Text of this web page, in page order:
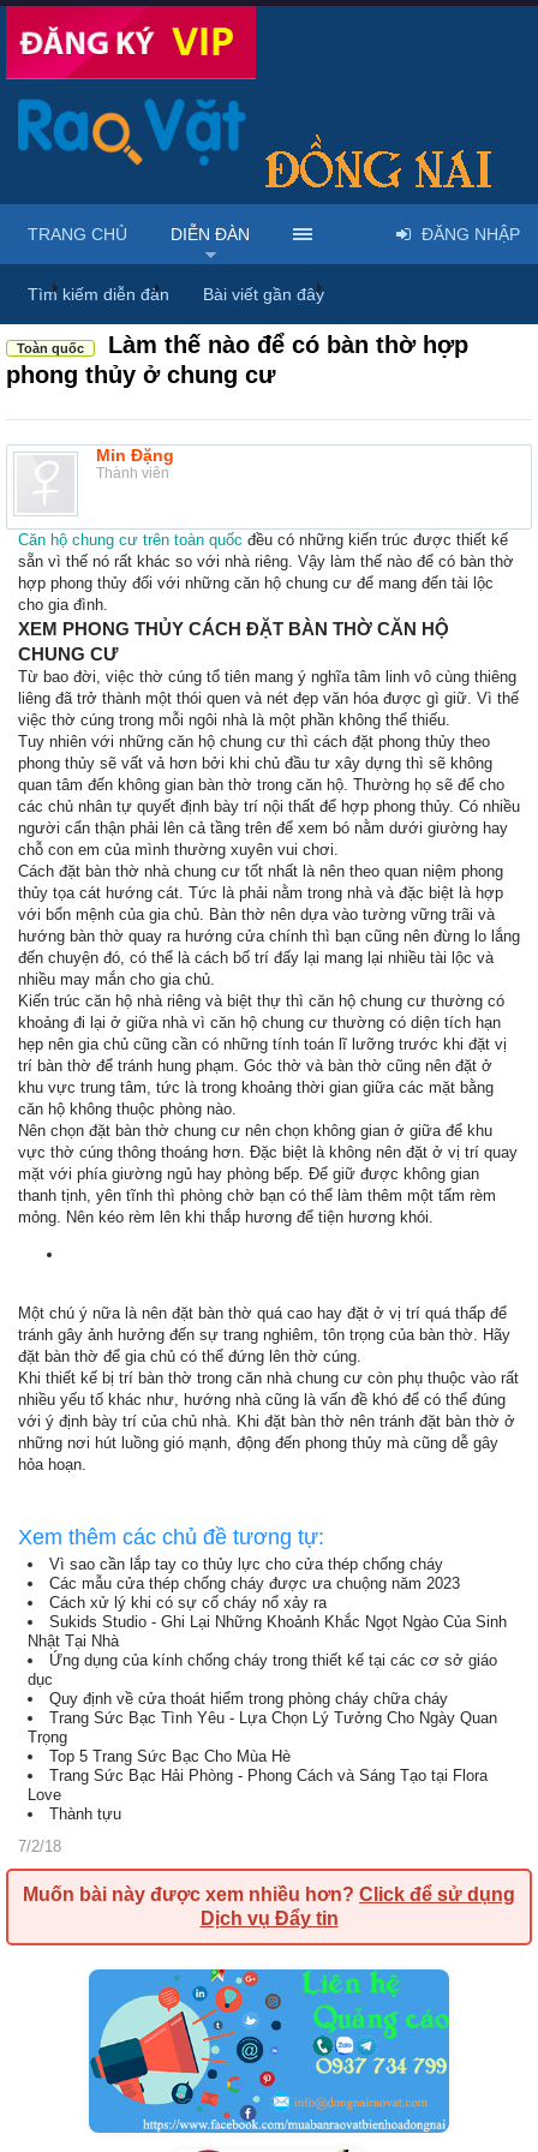
... Diễn đàn Thảo luận chung
Toàn quốc
Làm thế nào để có bàn thờ hợp
phong thủy ở chung cư
Min Đặng
Thành viên
Căn hộ chung cư trên toàn quốc đều có những kiến trúc được thiết kế
sẵn vì thế nó rất khác so với nhà riêng. Vậy làm thế nào để có bàn thờ
hợp phong thủy đối với những căn hộ chung cư để mang đến tài lộc
cho gia đình.
XEM PHONG THỦY CÁCH ĐẶT BÀN THỜ CĂN HỘ
CHUNG CƯ
Từ bao đời, việc thờ cúng tổ tiên mang ý nghĩa tâm linh vô cùng thiêng
liêng đã trở thành một thói quen và nét đẹp văn hóa được gì giữ. Vì thế
việc thờ cúng trong mỗi ngôi nhà là một phần không thể thiếu.
Tuy nhiên với những căn hộ chung cư thì cách đặt phong thủy theo
phong thủy sẽ vất vả hơn bởi khi chủ đầu tư xây dựng thì sẽ không
quan tâm đến không gian bàn thờ trong căn hộ. Thường họ sẽ để cho
các chủ nhân tự quyết định bày trí nội thất để hợp phong thủy. Có nhiều
người cẩn thận phải lên cả tầng trên để xem bó nằm dưới giường hay
chỗ con em của mình thường xuyên vui chơi.
Cách đặt bàn thờ nhà chung cư tốt nhất là nên theo quan niệm phong
thủy tọa cát hướng cát. Tức là phải nằm trong nhà và đặc biệt là hợp
với bổn mệnh của gia chủ. Bàn thờ nên dựa vào tường vững trãi và
hướng bàn thờ quay ra hướng cửa chính thì bạn cũng nên đừng lo lắng
đến chuyện đó, có thể là cách bố trí đấy lại mang lại nhiều tài lộc và
nhiều may mắn cho gia chủ.
Kiến trúc căn hộ nhà riêng và biệt thự thì căn hộ chung cư thường có
khoảng đi lại ở giữa nhà vì căn hộ chung cư thường có diện tích hạn
hẹp nên gia chủ cũng cần có những tính toán lĩ lưỡng trước khi đặt vị
trí bàn thờ để tránh hung phạm. Góc thờ và bàn thờ cũng nên đặt ở
khu vực trung tâm, tức là trong khoảng thời gian giữa các mặt bằng
căn hộ không thuộc phòng nào.
Nên chọn đặt bàn thờ chung cư nên chọn không gian ở giữa để khu
vực thờ cúng thông thoáng hơn. Đặc biệt là không nên đặt ở vị trí quay
mặt với phía giường ngủ hay phòng bếp. Để giữ được không gian
thanh tịnh, yên tĩnh thì phòng chờ bạn có thể làm thêm một tấm rèm
mỏng. Nên kéo rèm lên khi thắp hương để tiện hương khói.
Một chú ý nữa là nên đặt bàn thờ quá cao hay đặt ở vị trí quá thấp để
tránh gây ảnh hưởng đến sự trang nghiêm, tôn trọng của bàn thờ. Hãy
đặt bàn thờ để gia chủ có thể đứng lên thờ cúng.
Khi thiết kế bị trí bàn thờ trong căn nhà chung cư còn phụ thuộc vào rất
nhiều yếu tố khác như, hướng nhà cũng là vấn đề khó để có thể đúng
với ý định bày trí của chủ nhà. Khi đặt bàn thờ nên tránh đặt bàn thờ ở
những nơi hút luồng gió mạnh, động đến phong thủy mà cũng dễ gây
hỏa hoạn.
Xem thêm các chủ đề tương tự:
Vì sao cần lắp tay co thủy lực cho cửa thép chống cháy
Các mẫu cửa thép chống cháy được ưa chuộng năm 2023
Cách xử lý khi có sự cố cháy nổ xảy ra
Sukids Studio - Ghi Lại Những Khoảnh Khắc Ngọt Ngào Của Sinh
Nhật Tại Nhà
Ứng dụng của kính chống cháy trong thiết kế tại các cơ sở giáo
dục
Quy định về cửa thoát hiểm trong phòng cháy chữa cháy
Trang Sức Bạc Tình Yêu - Lựa Chọn Lý Tưởng Cho Ngày Quan
Trọng
Top 5 Trang Sức Bạc Cho Mùa Hè
Trang Sức Bạc Hải Phòng - Phong Cách và Sáng Tạo tại Flora
Love
Thành tựu
7/2/18
Muốn bài này được xem nhiều hơn? Click để sử dụng
Dịch vụ Đẩy tin
TRANG CHỦ DIỄN ĐÀN
Tìm kiếm diễn đàn Bài viết gần đây
ĐĂNG NHẬP